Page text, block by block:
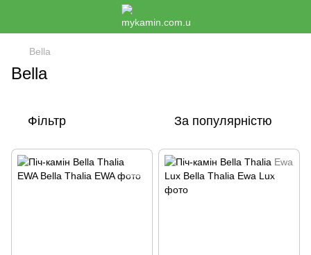
Bella
Bella
Фільтр За популярністю